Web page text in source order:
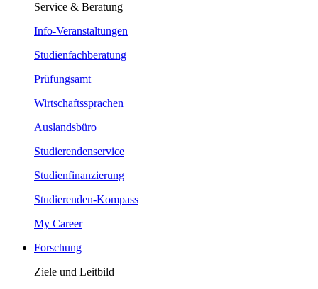
Service & Beratung
Info-Veranstaltungen
Studienfachberatung
Prüfungsamt
Wirtschaftssprachen
Auslandsbüro
Studierendenservice
Studienfinanzierung
Studierenden-Kompass
My Career
Forschung
Ziele und Leitbild